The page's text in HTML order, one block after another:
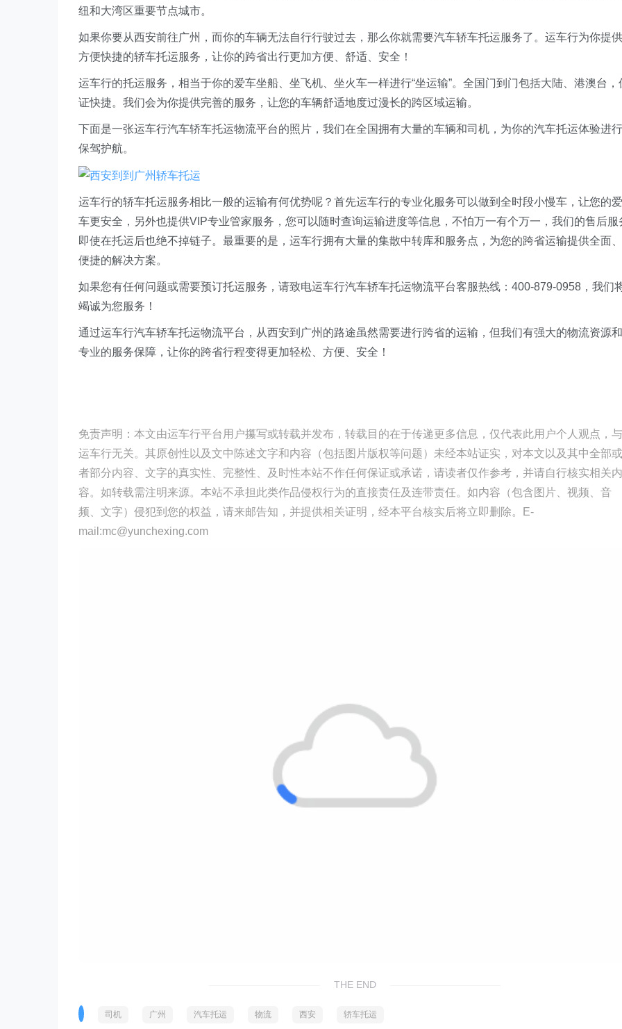
纽和大湾区重要节点城市。
如果你要从西安前往广州，而你的车辆无法自行行驶过去，那么你就需要汽车轿车托运服务了。运车行为你提供
方便快捷的轿车托运服务，让你的跨省出行更加方便、舒适、安全！
运车行的托运服务，相当于你的爱车坐船、坐飞机、坐火车一样进行“坐运输”。全国门到门包括大陆、港澳台，
证快捷。我们会为你提供完善的服务，让您的车辆舒适地度过漫长的跨区域运输。
下面是一张运车行汽车轿车托运物流平台的照片，我们在全国拥有大量的车辆和司机，为你的汽车托运体验进行
保驾护航。
运车行的轿车托运服务相比一般的运输有何优势呢？首先运车行的专业化服务可以做到全时段小慢车，让您的爱
车更安全，另外也提供VIP专业管家服务，您可以随时查询运输进度等信息，不怕万一有个万一，我们的售后服
即使在托运后也绝不掉链子。最重要的是，运车行拥有大量的集散中转库和服务点，为您的跨省运输提供全面、
便捷的解决方案。
如果您有任何问题或需要预订托运服务，请致电运车行汽车轿车托运物流平台客服热线：400-879-0958，我们
竭诚为您服务！
通过运车行汽车轿车托运物流平台，从西安到广州的路途虽然需要进行跨省的运输，但我们有强大的物流资源和
专业的服务保障，让你的跨省行程变得更加轻松、方便、安全！
免责声明：本文由运车行平台用户攥写或转载并发布，转载目的在于传递更多信息，仅代表此用户个人观点，与
运车行无关。其原创性以及文中陈述文字和内容（包括图片版权等问题）未经本站证实，对本文以及其中全部或
者部分内容、文字的真实性、完整性、及时性本站不作任何保证或承诺，请读者仅作参考，并请自行核实相关内
容。如转载需注明来源。本站不承担此类作品侵权行为的直接责任及连带责任。如内容（包含图片、视频、音
频、文字）侵犯到您的权益，请来邮告知，并提供相关证明，经本平台核实后将立即删除。E-
mail:mc@yunchexing.com
THE END
司机 广州 汽车托运 物流 西安 轿车托运